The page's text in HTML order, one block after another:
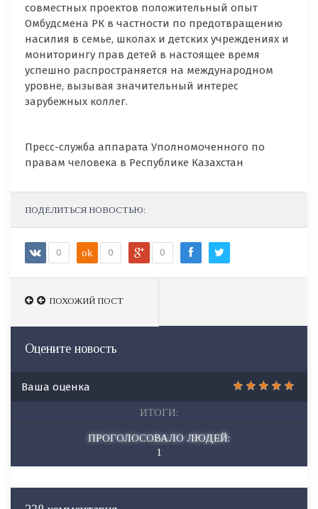
совместных проектов положительный опыт
Омбудсмена РК в частности по предотвращению
насилия в семье, школах и детских учреждениях и
мониторингу прав детей в настоящее время
успешно распространяется на международном
уровне, вызывая значительный интерес
зарубежных коллег.
Пресс-служба аппарата Уполномоченного по
правам человека в Республике Казахстан
ПОДЕЛИТЬСЯ НОВОСТЬЮ:
0 ok 0 0
ПОХОЖИЙ ПОСТ
ПОХОЖИЙ ПОСТ
Оцените новость
Ваша оценка
ИТОГИ:
ПРОГОЛОСОВАЛО ЛЮДЕЙ:
1